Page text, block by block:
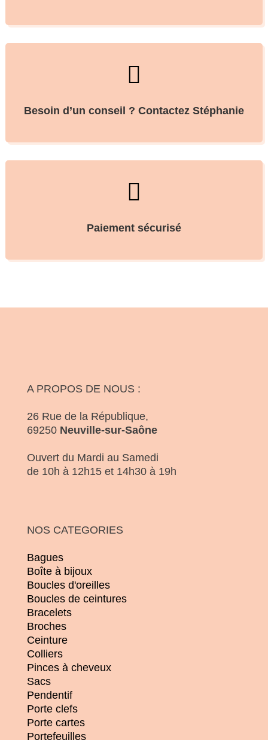

Besoin d’un conseil ? Contactez Stéphanie

Paiement sécurisé
A PROPOS DE NOUS :
26 Rue de la République,
69250 Neuville-sur-Saône
Ouvert du Mardi au Samedi
de 10h à 12h15 et 14h30 à 19h
NOS CATEGORIES
Bagues
Boîte à bijoux
Boucles d'oreilles
Boucles de ceintures
Bracelets
Broches
Ceinture
Colliers
Pinces à cheveux
Sacs
Pendentif
Porte clefs
Porte cartes
Portefeuilles